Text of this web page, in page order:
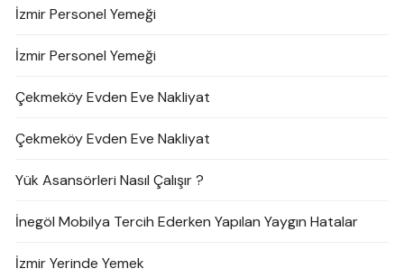
İzmir Personel Yemeği
İzmir Personel Yemeği
Çekmeköy Evden Eve Nakliyat
Çekmeköy Evden Eve Nakliyat
Yük Asansörleri Nasıl Çalışır ?
İnegöl Mobilya Tercih Ederken Yapılan Yaygın Hatalar
İzmir Yerinde Yemek